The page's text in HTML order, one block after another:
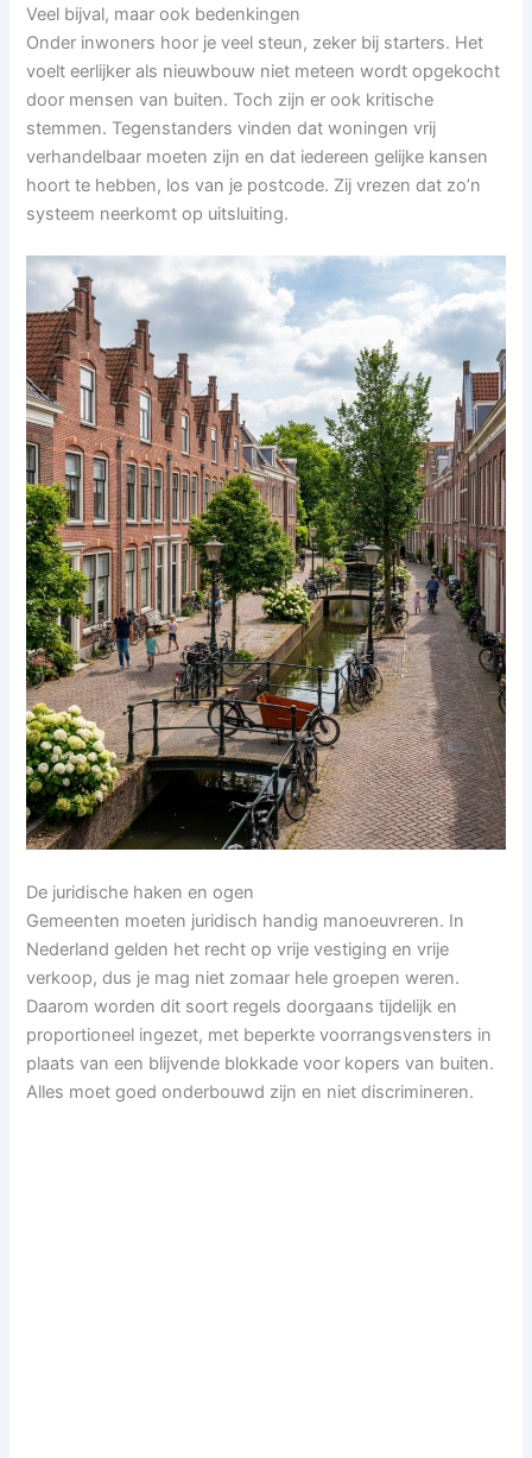
Veel bijval, maar ook bedenkingen
Onder inwoners hoor je veel steun, zeker bij starters. Het
voelt eerlijker als nieuwbouw niet meteen wordt opgekocht
door mensen van buiten. Toch zijn er ook kritische
stemmen. Tegenstanders vinden dat woningen vrij
verhandelbaar moeten zijn en dat iedereen gelijke kansen
hoort te hebben, los van je postcode. Zij vrezen dat zo’n
systeem neerkomt op uitsluiting.
De juridische haken en ogen
Gemeenten moeten juridisch handig manoeuvreren. In
Nederland gelden het recht op vrije vestiging en vrije
verkoop, dus je mag niet zomaar hele groepen weren.
Daarom worden dit soort regels doorgaans tijdelijk en
proportioneel ingezet, met beperkte voorrangsvensters in
plaats van een blijvende blokkade voor kopers van buiten.
Alles moet goed onderbouwd zijn en niet discrimineren.